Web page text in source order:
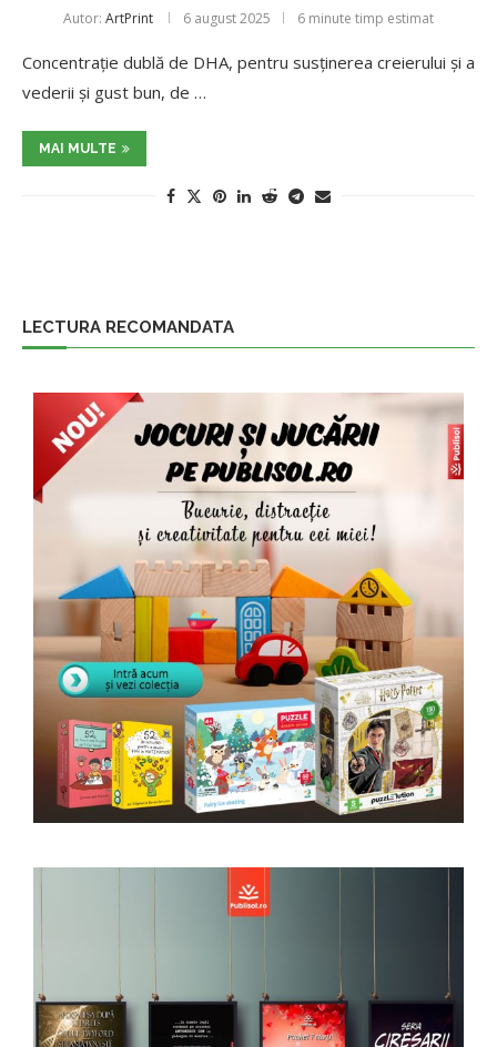
Autor: ArtPrint 6 august 2025 6 minute timp estimat
Concentrație dublă de DHA, pentru susținerea creierului și a
vederii și gust bun, de …
MAI MULTE
LECTURA RECOMANDATA